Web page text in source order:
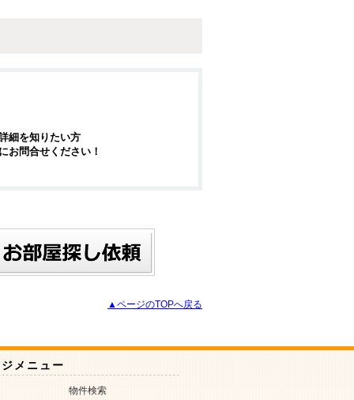
細を知りたい方
お問合せください！
▲ページのTOPへ戻る
メニュー
物件検索